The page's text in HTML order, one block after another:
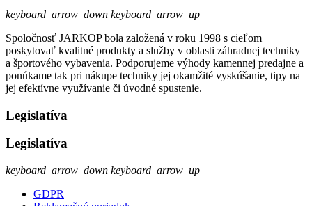
keyboard_arrow_down keyboard_arrow_up
Spoločnosť JARKOP bola založená v roku 1998 s cieľom
poskytovať kvalitné produkty a služby v oblasti záhradnej techniky
a športového vybavenia. Podporujeme výhody kamennej predajne a
ponúkame tak pri nákupe techniky jej okamžité vyskúšanie, tipy na
jej efektívne využívanie či úvodné spustenie.
Legislatíva
Legislatíva
keyboard_arrow_down keyboard_arrow_up
GDPR